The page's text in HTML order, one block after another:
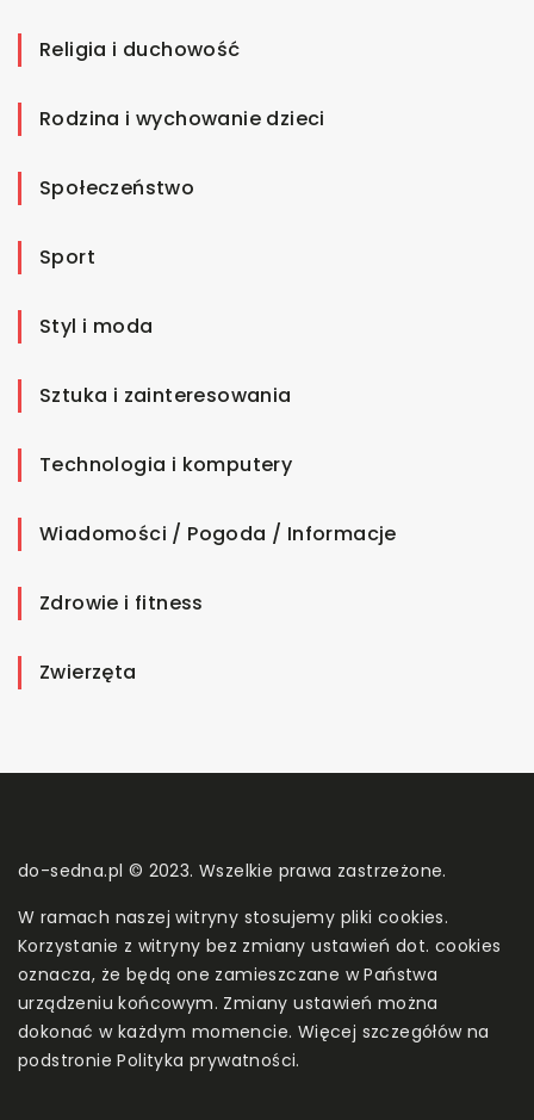
Religia i duchowość
Rodzina i wychowanie dzieci
Społeczeństwo
Sport
Styl i moda
Sztuka i zainteresowania
Technologia i komputery
Wiadomości / Pogoda / Informacje
Zdrowie i fitness
Zwierzęta
do-sedna.pl © 2023. Wszelkie prawa zastrzeżone.
W ramach naszej witryny stosujemy pliki cookies.
Korzystanie z witryny bez zmiany ustawień dot. cookies
oznacza, że będą one zamieszczane w Państwa
urządzeniu końcowym. Zmiany ustawień można
dokonać w każdym momencie. Więcej szczegółów na
podstroniePolityka prywatności.